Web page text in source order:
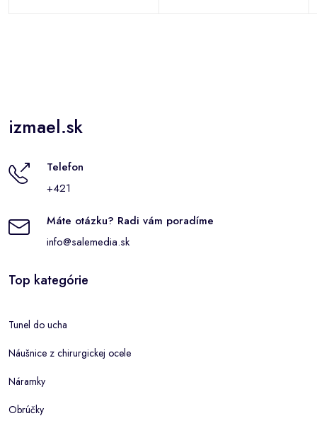
izmael.sk
Telefon
+421
Máte otázku? Radi vám poradíme
info@salemedia.sk
Top kategórie
Tunel do ucha
Náušnice z chirurgickej ocele
Náramky
Obrúčky